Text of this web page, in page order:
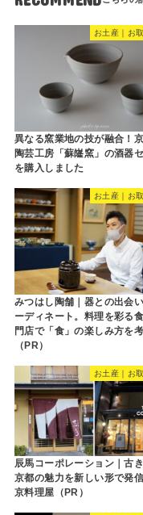
お土産｜お
異なる窯業地の技が融合！
陶芸工房「蘇嶐窯」の酒器
を購入しました
お土産｜お
みつはし陶舗｜器との出会
ーディネート。料理を彩る
門店で「食」の楽しみ方を
（PR）
お土産｜お
辰馬コーポレーション｜古
京都の魅力を新しい形で発
京料理屋（PR）